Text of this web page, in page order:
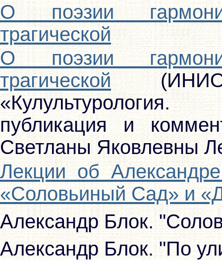
О поэзии
трагической
О поэзии
трагической
«Кулультурология.
публикация и
Светланы Яковлевны
Лекции об
«Соловьиный Сад» и
Александр Блок.
Александр Блок. "По